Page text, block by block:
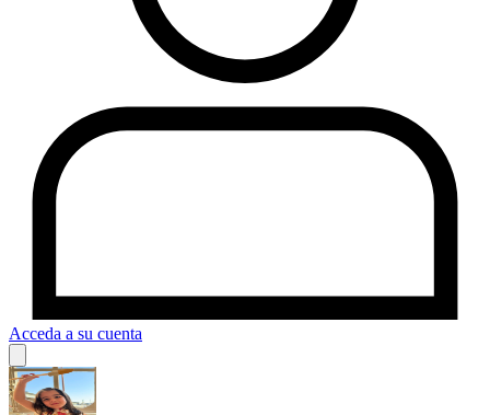
Acceda a su cuenta